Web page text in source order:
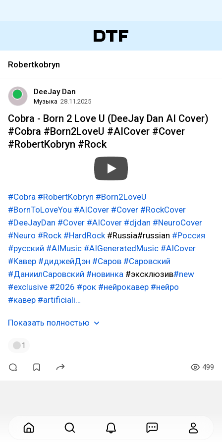
Robertkobryn
DeeJay Dan
Музыка 28.11.2025
Cobra - Born 2 Love U (DeeJay Dan AI Cover)
#Cobra #Born2LoveU #AICover #Cover
#RobertKobryn #Rock
#Cobra #RobertKobryn #Born2LoveU
#BornToLoveYou #AICover #Cover #RockCover
#DeeJayDan #Cover #AICover #djdan #NeuroCover
#Neuro #Rock #HardRock#Russia#russian #Россия
#русский #AIMusic #AIGeneratedMusic #AICover
#Кавер #диджейДэн #Саров #Саровский
#ДаниилСаровский #новинка #эксклюзив#new
#exclusive #2026 #рок #нейрокавер #нейро
#кавер #artificiali…
Показать полностью
1
499